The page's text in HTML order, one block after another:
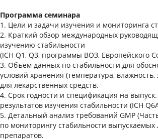
Программа семинара
1. Цели и задачи изучения и мониторинга
2. Краткий обзор международных
изучению стабильности
(ICH Q1, Q3, программы ВОЗ, Европейского
3. Объем данных по стабильности для
условий хранения (температура, влажность,
для лекарственных средств.
4. Срок годности и спецификация на
результатов изучения стабильности (ICH
5. Детальный анализ требований GMP
по мониторингу стабильности выпускаемых
препаратов.